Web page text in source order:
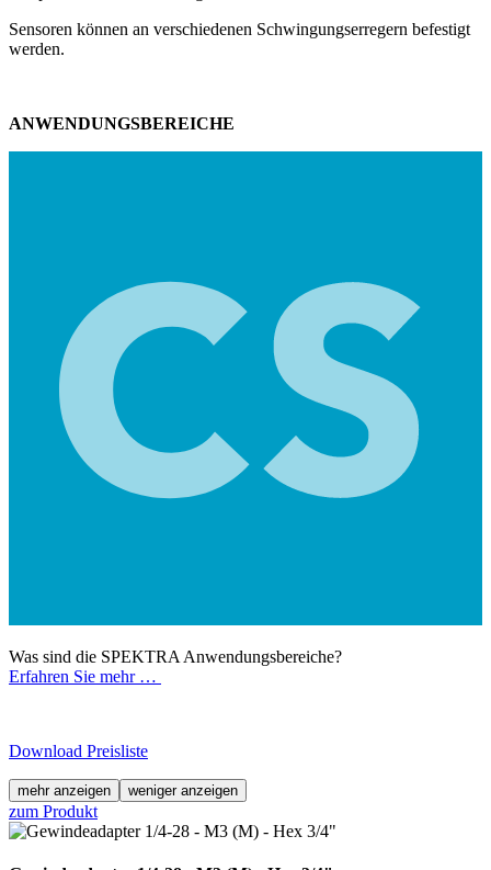
Sensoren können an verschiedenen Schwingungserregern befestigt
werden.
ANWENDUNGSBEREICHE
Was sind die SPEKTRA Anwendungsbereiche?
Erfahren Sie mehr …
Download Preisliste
mehr anzeigen weniger anzeigen
zum Produkt